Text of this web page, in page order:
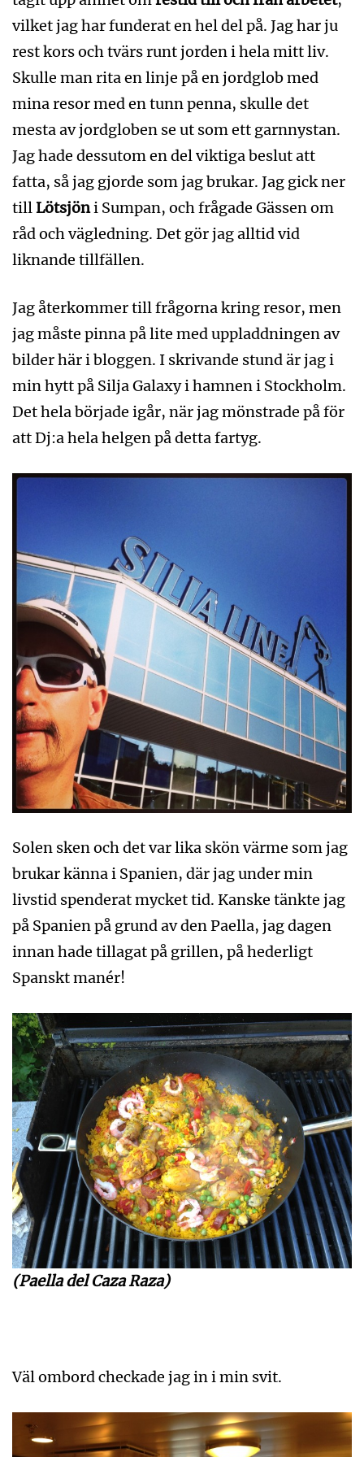
vilket jag har funderat en hel del på. Jag har ju
rest kors och tvärs runt jorden i hela mitt liv.
Skulle man rita en linje på en jordglob med
mina resor med en tunn penna, skulle det
mesta av jordgloben se ut som ett garnnystan.
Jag hade dessutom en del viktiga beslut att
fatta, så jag gjorde som jag brukar. Jag gick ner
tillLötsjöni Sumpan, och frågade Gässen om
råd och vägledning. Det gör jag alltid vid
liknande tillfällen.
Jag återkommer till frågorna kring resor, men
jag måste pinna på lite med uppladdningen av
bilder här i bloggen. I skrivande stund är jag i
min hytt på Silja Galaxy i hamnen i Stockholm.
Det hela började igår, när jag mönstrade på för
att Dj:a hela helgen på detta fartyg.
Solen sken och det var lika skön värme som jag
brukar känna i Spanien, där jag under min
livstid spenderat mycket tid. Kanske tänkte jag
på Spanien på grund av den Paella, jag dagen
innan hade tillagat på grillen, på hederligt
Spanskt manér!
(Paella del Caza Raza)
Väl ombord checkade jag in i min svit.